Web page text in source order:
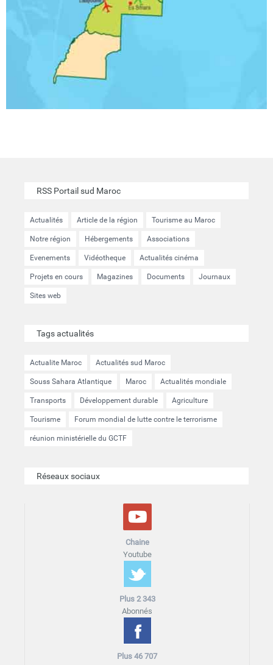
RSS Portail sud Maroc
Actualités Article de la région Tourisme au Maroc
Notre région Hébergements Associations
Evenements Vidéotheque Actualités cinéma
Projets en cours Magazines Documents Journaux
Sites web
Tags actualités
Actualite Maroc Actualités sud Maroc
Souss Sahara Atlantique Maroc Actualités mondiale
Transports Développement durable Agriculture
Tourisme Forum mondial de lutte contre le terrorisme
réunion ministérielle du GCTF
Réseaux sociaux
Chaine
Youtube
Plus 2 343
Abonnés
Plus 46 707